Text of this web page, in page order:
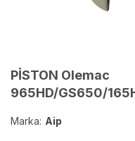
PİSTON Olemac
965HD/GS650/
Marka: Aip